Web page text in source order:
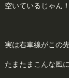
空いているじゃん
実は右車線がこの
たまたまこんな風